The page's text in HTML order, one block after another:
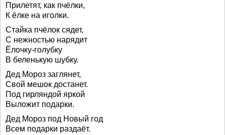
Прилетят, как пчёлки,
К ёлке на иголки.
Стайка пчёлок сядет,
С нежностью нарядит
Ёлочку-голубку
В беленькую шубку.
Дед Мороз заглянет,
Свой мешок достанет.
Под гирляндой яркой
Выложит подарки.
Дед Мороз под Новый год
Всем подарки раздаёт.